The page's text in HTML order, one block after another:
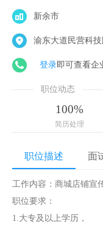
新余市
渝东大道民营科
登录即可查看企
职位动态
100%
简历处理
职位描述 面
工作内容：商城店铺宣
职位要求：
1.大专及以上学历，